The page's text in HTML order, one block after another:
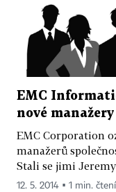
EMC
nové manažery
EMC Corporation
manažerů
Stali se jimi
12. 5. 2014 ▪ 1 min. čtení